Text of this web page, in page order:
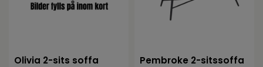
Olivia 2-sits soffa
Pembroke 2-sitssoffa